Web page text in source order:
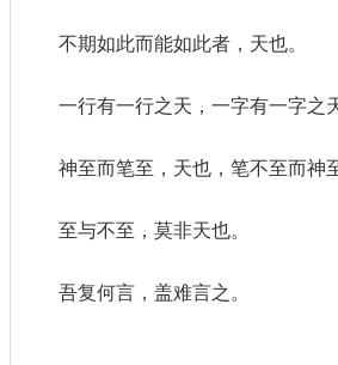
不期如此而能如此者，天也。
一行有一行之天，一字有一字之天
神至而笔至，天也，笔不至而神
至与不至，莫非天也。
吾复何言，盖难言之。